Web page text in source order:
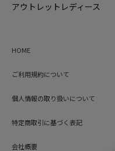
アウトレットレディース
HOME
ご利用規約について
個人情報の取り扱いについて
特定商取引に基づく表記
会社概要